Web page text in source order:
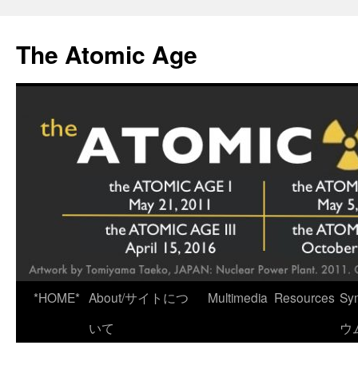
content
The Atomic Age
*HOME* About/サイトにつ
いて
Multimedia Resources
ウ